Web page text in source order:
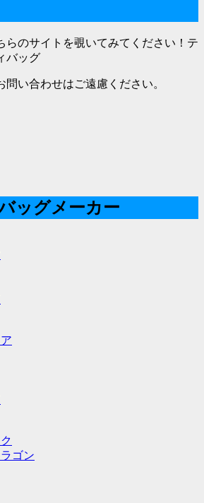
らのサイトを覗いてみてください！テ
バッグ
い合わせはご遠慮ください。
ッグメーカー
ゴン